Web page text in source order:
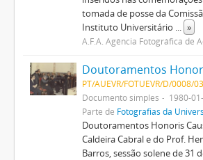
tomada de posse da
Instituto Universitário ... »
A.F.A. Agência Fotográfica de
PT/AUEVR/FOTUEVR/D/0008/
Documento simples
1980-
Parte de Fotografias da
Doutoramentos Honoris
Caldeira Cabral e do Prof.
Barros, sessão solene de 31